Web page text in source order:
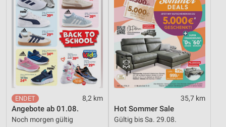
8,2 km
Angebote ab 01.08.
Noch morgen gültig
35,7 km
Hot Sommer Sale
Gültig bis Sa. 29.08.